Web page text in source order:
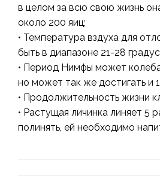
в целом за всю свою жизнь
около 200 яиц;
• Температура вздуха для
быть в диапазоне 21-28
• Период Нимфы может
но может так же достигать и
• Продолжительность жизни
• Растущая личинка линяет 5
полинять, ей необходимо